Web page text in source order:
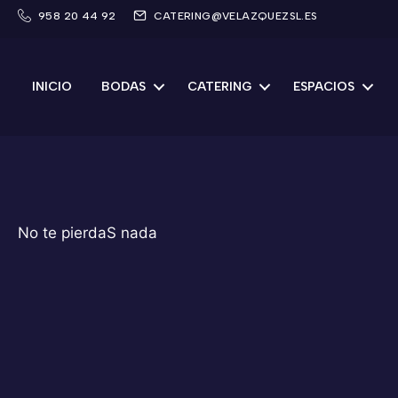
Saltar958 20 44 92 CATERING@VELAZQUEZSL.ES
INICIO BODAS CATERING ESPACIOS
No te pierdaS nada